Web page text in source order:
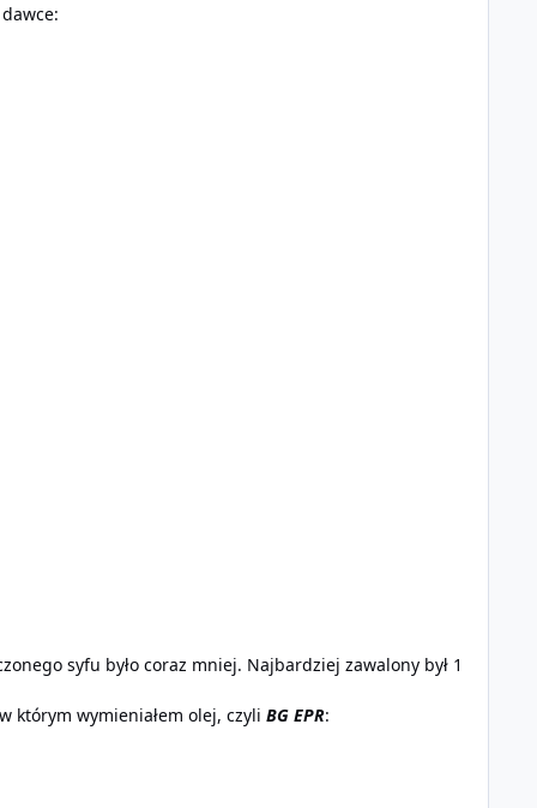
syfu było coraz mniej. Najbardziej zawalony był 1
którym wymieniałem olej, czyli BG EPR: